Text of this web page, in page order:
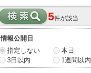
5件が該当
情報公開日
指定しない
本日
3日以内
1週間以内